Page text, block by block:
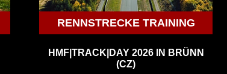
RENNSTRECKE TRAINING
HMF|TRACK|DAY 2026 IN BRÜNN
(CZ)